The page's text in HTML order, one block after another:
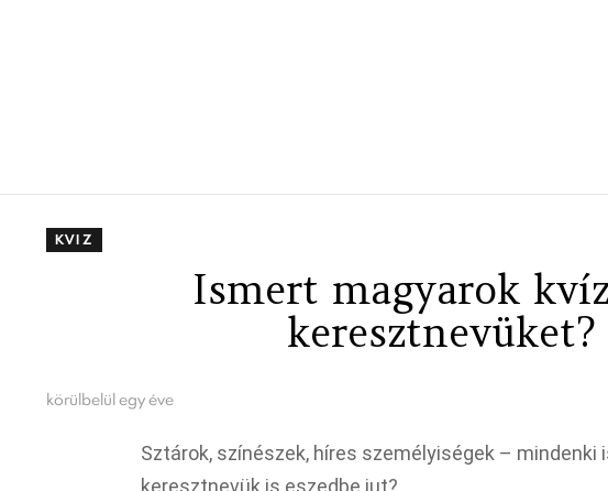
KVIZ
Ismert magyarok
keresztnevüket?
körülbelül egy éve
Sztárok, színészek, híres személyiségek – mindenki